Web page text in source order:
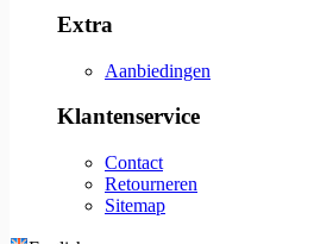
Extra
Aanbiedingen
Klantenservice
Contact
Retourneren
Sitemap